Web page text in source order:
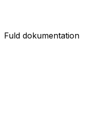
Fuld dokumentation